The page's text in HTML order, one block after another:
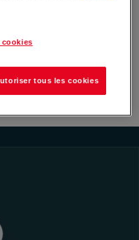
bijou le m...
cookies
tous les cookies